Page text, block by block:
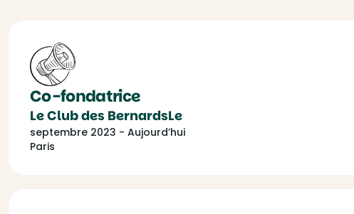
Co-fondatrice
Le Club des BernardsLe
septembre 2023 - Aujourd’hui
Paris